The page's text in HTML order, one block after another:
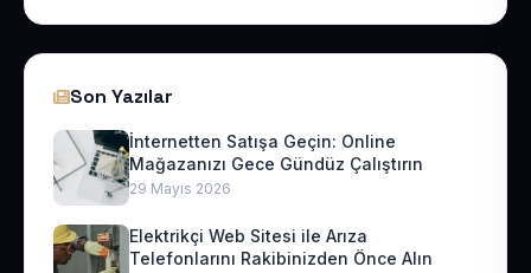
Son Yazılar
İnternetten Satışa Geçin: Online
Mağazanızı Gece Gündüz Çalıştırın
29 Mayıs 2026
Elektrikçi Web Sitesi ile Arıza
Telefonlarını Rakibinizden Önce Alın